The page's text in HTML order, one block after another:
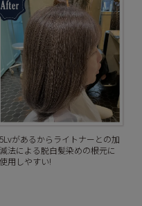
5Lvがあるからライトナーとの加
減法による脱白髪染めの根元に
使用しやすい!